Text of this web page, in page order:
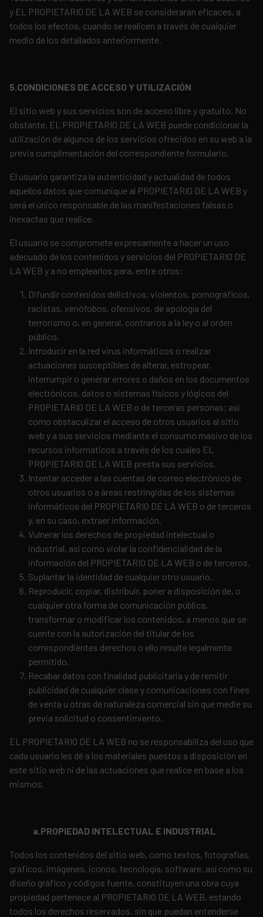
y EL PROPIETARIO DE LA WEB se considerarán eficaces, a
todos los efectos, cuando se realicen a través de cualquier
medio de los detallados anteriormente.
5.CONDICIONES DE ACCESO Y UTILIZACIÓN
El sitio web y sus servicios son de acceso libre y gratuito. No
obstante, EL PROPIETARIO DE LA WEB puede condicionar la
utilización de algunos de los servicios ofrecidos en su web a la
previa cumplimentación del correspondiente formulario.
El usuario garantiza la autenticidad y actualidad de todos
aquellos datos que comunique al PROPIETARIO DE LA WEB y
será el único responsable de las manifestaciones falsas o
inexactas que realice.
El usuario se compromete expresamente a hacer un uso
adecuado de los contenidos y servicios del PROPIETARIO DE
LA WEB y a no emplearlos para, entre otros:
Difundir contenidos delictivos, violentos, pornográficos,
racistas, xenófobos, ofensivos, de apología del
terrorismo o, en general, contrarios a la ley o al orden
público.
Introducir en la red virus informáticos o realizar
actuaciones susceptibles de alterar, estropear,
interrumpir o generar errores o daños en los documentos
electrónicos, datos o sistemas físicos y lógicos del
PROPIETARIO DE LA WEB o de terceras personas; así
como obstaculizar el acceso de otros usuarios al sitio
web y a sus servicios mediante el consumo masivo de los
recursos informáticos a través de los cuales EL
PROPIETARIO DE LA WEB presta sus servicios.
Intentar acceder a las cuentas de correo electrónico de
otros usuarios o a áreas restringidas de los sistemas
informáticos del PROPIETARIO DE LA WEB o de terceros
y, en su caso, extraer información.
Vulnerar los derechos de propiedad intelectual o
industrial, así como violar la confidencialidad de la
información del PROPIETARIO DE LA WEB o de terceros.
Suplantar la identidad de cualquier otro usuario.
Reproducir, copiar, distribuir, poner a disposición de, o
cualquier otra forma de comunicación pública,
transformar o modificar los contenidos, a menos que se
cuente con la autorización del titular de los
correspondientes derechos o ello resulte legalmente
permitido.
Recabar datos con finalidad publicitaria y de remitir
publicidad de cualquier clase y comunicaciones con fines
de venta u otras de naturaleza comercial sin que medie su
previa solicitud o consentimiento.
EL PROPIETARIO DE LA WEB no se responsabiliza del uso que
cada usuario les dé a los materiales puestos a disposición en
este sitio web ni de las actuaciones que realice en base a los
mismos.
a.PROPIEDAD INTELECTUAL E INDUSTRIAL
Todos los contenidos del sitio web, como textos, fotografías,
gráficos, imágenes, iconos, tecnología, software, así como su
diseño gráfico y códigos fuente, constituyen una obra cuya
propiedad pertenece al PROPIETARIO DE LA WEB, estando
todos los derechos reservados, sin que puedan entenderse